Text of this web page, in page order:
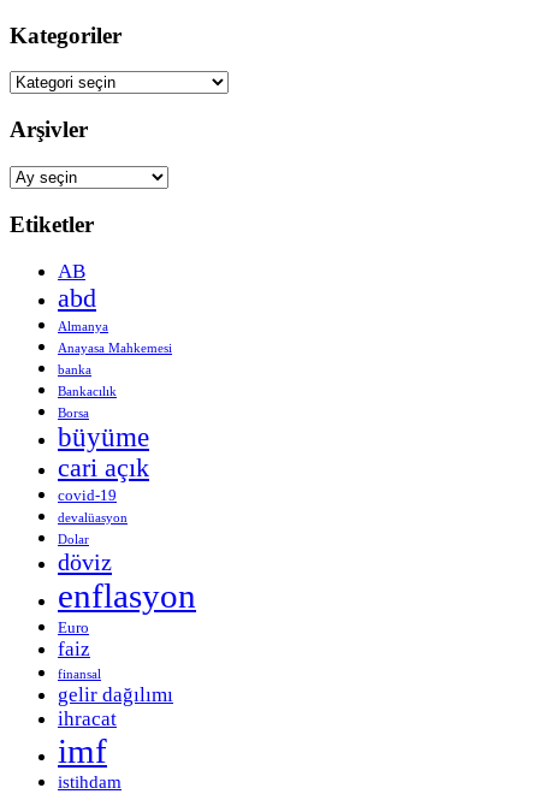
Kategoriler
Kategoriler
Arşivler
Arşivler
Etiketler
AB
abd
Almanya
Anayasa Mahkemesi
banka
Bankacılık
Borsa
büyüme
cari açık
covid-19
devalüasyon
Dolar
döviz
enflasyon
Euro
faiz
finansal
gelir dağılımı
ihracat
imf
istihdam